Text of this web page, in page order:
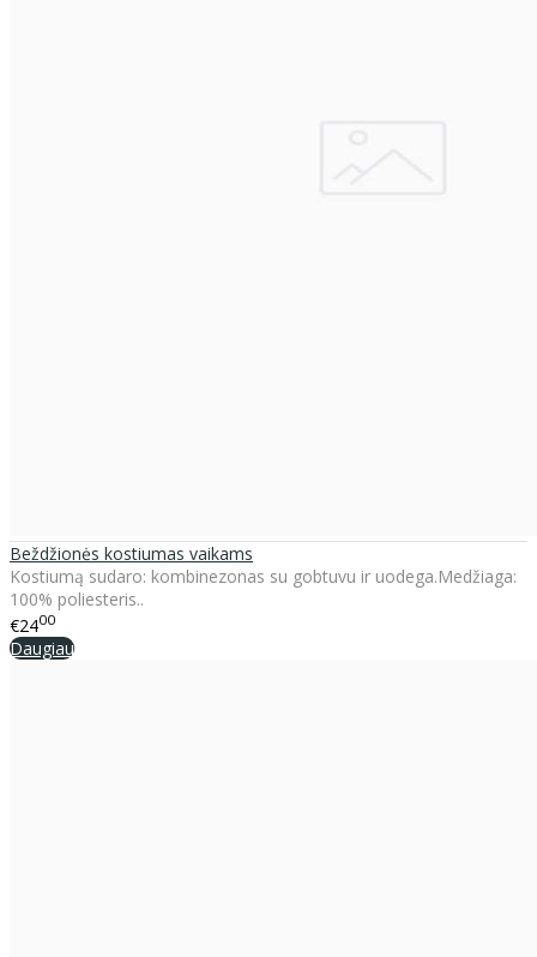
Beždžionės kostiumas vaikams
Kostiumą sudaro: kombinezonas su gobtuvu ir uodega.Medžiaga:
100% poliesteris..
€2400
Daugiau